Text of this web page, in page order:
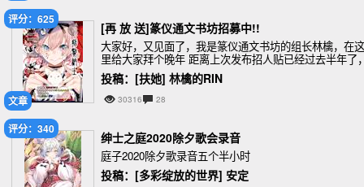
文章
评分：625
[再 放 送]篆仪通文书坊招募中!!
大家好，又见面了，我是篆仪通文书坊的组长林檎，在这
里给大家拜个晚年 距离上次发布招人贴已经过去半年了
然鹅我们还是很缺人 作为一个存在感不足的小组，还是
再说明一下本组的制作范围 我们长期以来致力于单
投稿：[扶她] 林檎的RIN
30316 28
评分：340
绅士之庭2020除夕歌会录音
庭子2020除夕歌录音五个半小时
投稿：[多彩绽放的世界] 安定